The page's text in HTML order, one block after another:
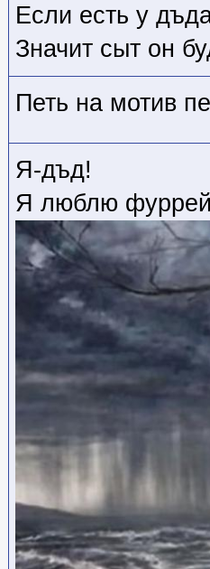
Если есть у
Значит сыт он
Петь на мотив
Я-дъд!
Я люблю